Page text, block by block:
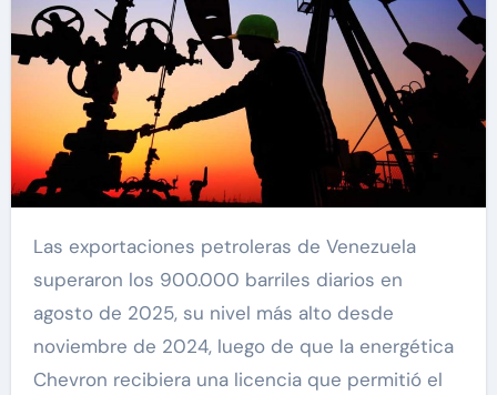
Las exportaciones petroleras de Venezuela
superaron los 900.000 barriles diarios en
agosto de 2025, su nivel más alto desde
noviembre de 2024, luego de que la energética
Chevron recibiera una licencia que permitió el